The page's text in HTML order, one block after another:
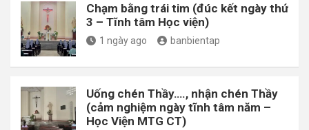
Chạm bằng trái tim (đúc kết ngày thứ
3 – Tĩnh tâm Học viện)
1 ngày ago banbientap
Uống chén Thầy…., nhận chén Thầy
(cảm nghiệm ngày tĩnh tâm năm –
Học Viện MTG CT)